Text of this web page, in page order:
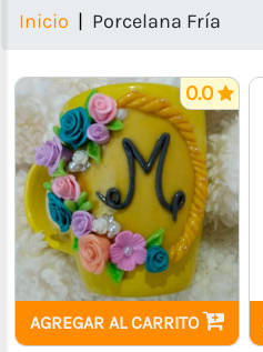
Cumpleaños
para
Bebés
Porcelana
Fría
Lazos
y
Diademas
Artículos
de
Foamy
Inicio Porcelana Fría
AGREGAR AL CARRITO
0.0